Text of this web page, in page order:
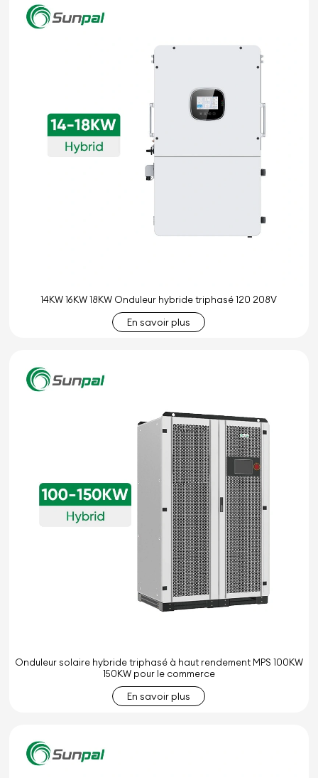
14KW 16KW 18KW Onduleur hybride triphasé 120 208V
En savoir plus
Onduleur solaire hybride triphasé à haut rendement MPS 100KW
150KW pour le commerce
En savoir plus